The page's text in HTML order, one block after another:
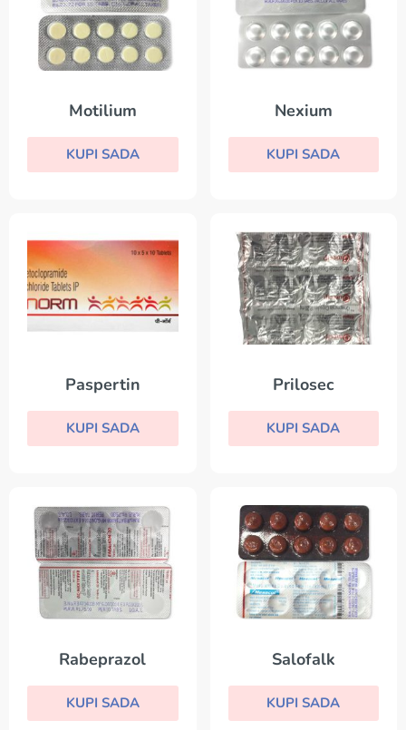
Motilium
KUPI SADA
Nexium
KUPI SADA
Paspertin
KUPI SADA
Prilosec
KUPI SADA
Rabeprazol
KUPI SADA
Salofalk
KUPI SADA